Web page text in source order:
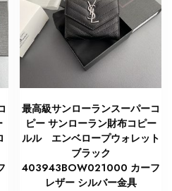
最高級サンローランスーパーコ
ピー サンローラン財布コピー
ルル エンベロープウォレット
ブラック
403943BOW021000 カーフ
レザー シルバー金具